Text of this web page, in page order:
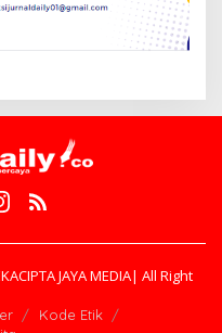
JAYA MEDIA| All Right
Kode Etik